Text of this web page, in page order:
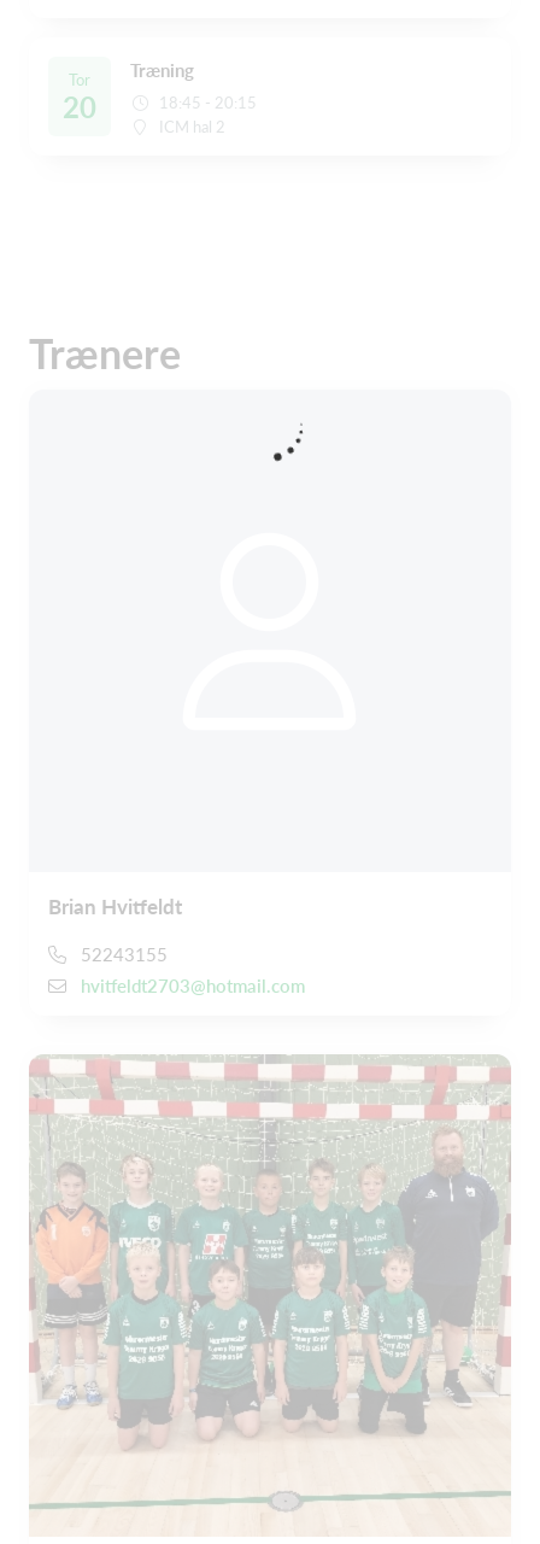
Tor
20
Træning
18:45 - 20:15
ICM hal 2
Trænere
Brian Hvitfeldt
52243155
hvitfeldt2703@hotmail.com